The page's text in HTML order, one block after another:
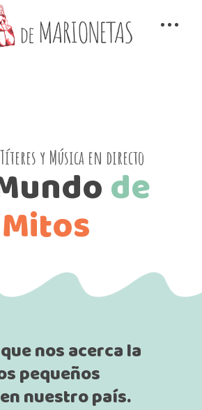
y Música en directo
de
Mitos
nos acerca la
pequeños
nuestro país.